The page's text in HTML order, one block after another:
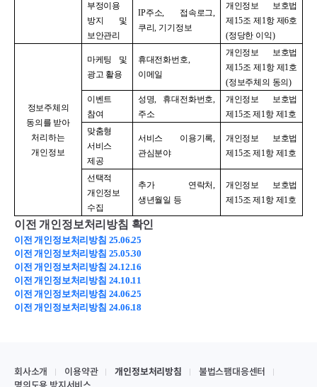
부정이용
방지 및
보안관리
IP주소, 접속로그,
쿠리, 기기정보
개인정보 보호법
제 15조 제 1항 제6호
(정당한 이익)
정보주체의
동의를 받아
처리하는
개인정보
마케팅 및
광고 활용
휴대전화번호,
이메일
개인정보 보호법
제 15조 제 1항 제 1호
(정보주체의 동의)
이벤트
참여
성명, 휴대전화번호,
주소
개인정보 보호법
제 15조 제 1항 제 1호
맞춤형
서비스
제공
서비스 이용기록,
관심분야
개인정보 보호법
제 15조 제 1항 제 1호
선택적
개인정보
수집
추가 연락처,
생년월일 등
개인정보 보호법
제 15조 제 1항 제 1호
이전 개인정보처리방침 확인
이전 개인정보처리방침 25.06.25
이전 개인정보처리방침 25.05.30
이전 개인정보처리방침 24.12.16
이전 개인정보처리방침 24.10.11
이전 개인정보처리방침 24.06.25
이전 개인정보처리방침 24.06.18
회사소개 이용약관 개인정보처리방침
불법스팸대응센터